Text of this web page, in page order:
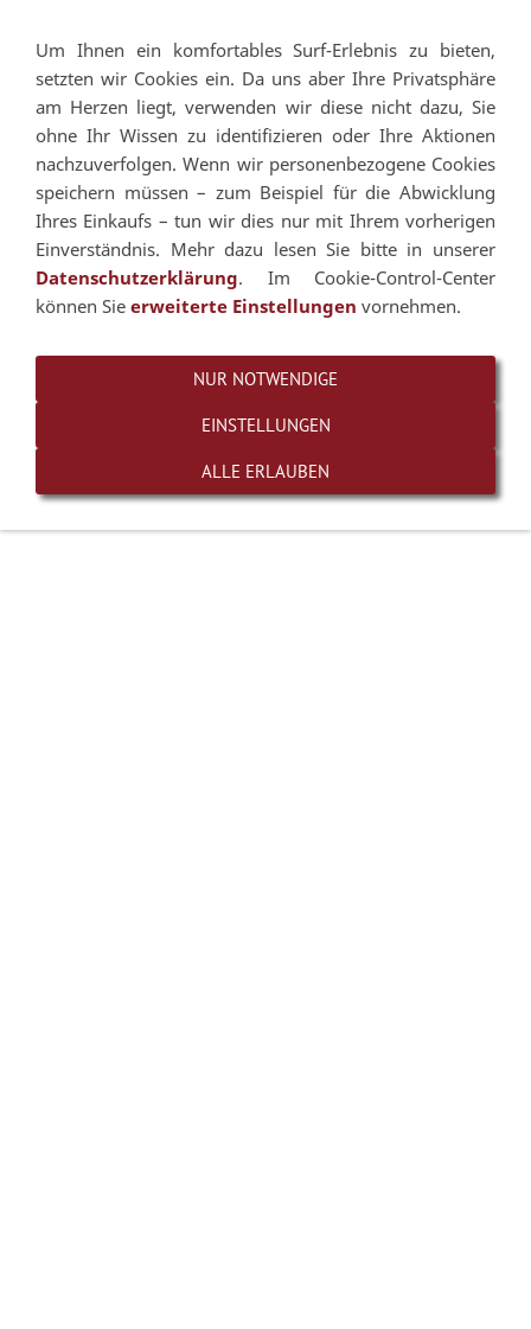
Navigation einblenden
Um Ihnen ein komfortables Surf-Erlebnis zu bieten,
setzten wir Cookies ein. Da uns aber Ihre Privatsphäre
am Herzen liegt, verwenden wir diese nicht dazu, Sie
ohne Ihr Wissen zu identifizieren oder Ihre Aktionen
nachzuverfolgen. Wenn wir personenbezogene Cookies
speichern müssen – zum Beispiel für die Abwicklung
Ihres Einkaufs – tun wir dies nur mit Ihrem vorherigen
Einverständnis. Mehr dazu lesen Sie bitte in unserer
Datenschutzerklärung. Im Cookie-Control-Center
können Sie erweiterte Einstellungen vornehmen.
NUR NOTWENDIGE
EINSTELLUNGEN
ALLE ERLAUBEN